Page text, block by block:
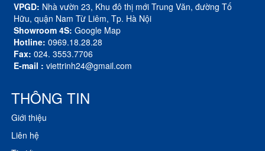
VPGD: Nhà vườn 23, Khu đô thị mới Trung Văn, đường Tố
Hữu, quận Nam Từ Liêm, Tp. Hà Nội
Showroom 4S: Google Map
Hotline: 0969.18.28.28
Fax: 024. 3553.7706
E-mail : viettrinh24@gmail.com
THÔNG TIN
Giới thiệu
Liên hệ